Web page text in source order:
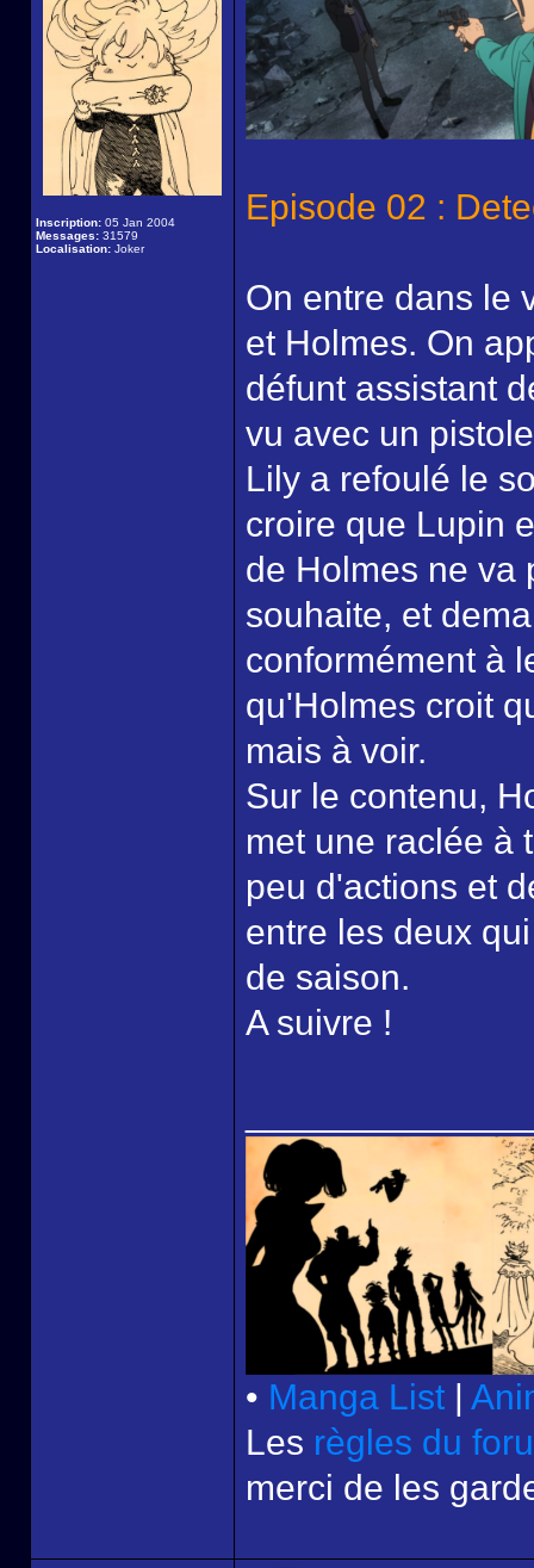
Inscription: 05 Jan 2004
Messages: 31579
Localisation: Joker
Episode 02 :
On entre dans le
et Holmes. On
défunt assistant
vu avec un
Lily a refoulé le
croire que Lupin
de Holmes ne va
souhaite, et
conformément à
qu'Holmes croit
mais à voir.
Sur le contenu,
met une raclée à
peu d'actions et
entre les deux
de saison.
A suivre !
• Manga List |
Les règles du
merci de les